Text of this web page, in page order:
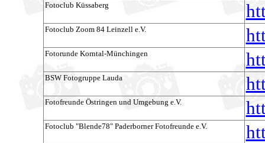
Fotoclub Küssaberg
Fotoclub Zoom 84 Leinzell e.V.
Fotorunde Korntal-Münchingen
BSW Fotogruppe Lauda
Fotofreunde Östringen und Umgebung e.V.
Fotoclub "Blende78" Paderborner Fotofreunde e.V.